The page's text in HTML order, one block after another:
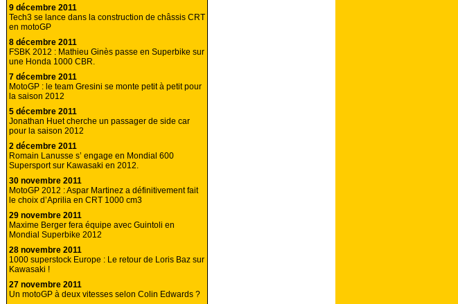
9 décembre 2011
Tech3 se lance dans la construction de châssis CRT
en motoGP
8 décembre 2011
FSBK 2012 : Mathieu Ginès passe en Superbike sur
une Honda 1000 CBR.
7 décembre 2011
MotoGP : le team Gresini se monte petit à petit pour
la saison 2012
5 décembre 2011
Jonathan Huet cherche un passager de side car
pour la saison 2012
2 décembre 2011
Romain Lanusse s’ engage en Mondial 600
Supersport sur Kawasaki en 2012.
30 novembre 2011
MotoGP 2012 : Aspar Martinez a définitivement fait
le choix d’Aprilia en CRT 1000 cm3
29 novembre 2011
Maxime Berger fera équipe avec Guintoli en
Mondial Superbike 2012
28 novembre 2011
1000 superstock Europe : Le retour de Loris Baz sur
Kawasaki !
27 novembre 2011
Un motoGP à deux vitesses selon Colin Edwards ?